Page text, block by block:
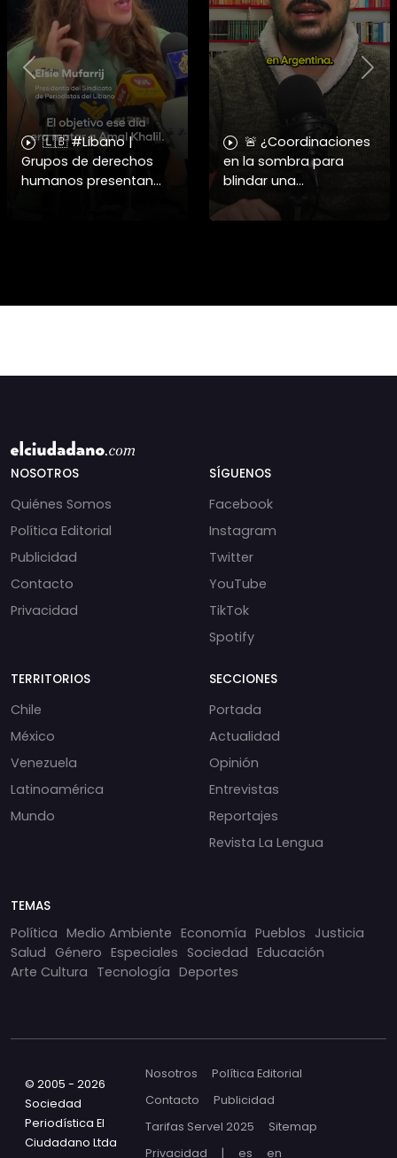
🇱🇧 #Libano |
Grupos de derechos
humanos presentan
🚨 ¿Coordinaciones
en la sombra para
blindar una
candidatura
presidencial? Nuevos
Previous
NOSOTROS
Quiénes Somos
Política Editorial
Publicidad
Contacto
Privacidad
SÍGUENOS
Facebook
Instagram
Twitter
YouTube
TikTok
Spotify
TERRITORIOS
Chile
México
Venezuela
Latinoamérica
Mundo
SECCIONES
Portada
Actualidad
Opinión
Entrevistas
Reportajes
Revista La Lengua
TEMAS
Política Medio Ambiente Economía Pueblos Justicia
Salud Género Especiales Sociedad Educación
Arte Cultura Tecnología Deportes
© 2005 - 2026
Sociedad
Periodística El
Ciudadano Ltda
Nosotros
Política Editorial
Contacto
Publicidad
Tarifas Servel 2025
Sitemap
Privacidad
| es en